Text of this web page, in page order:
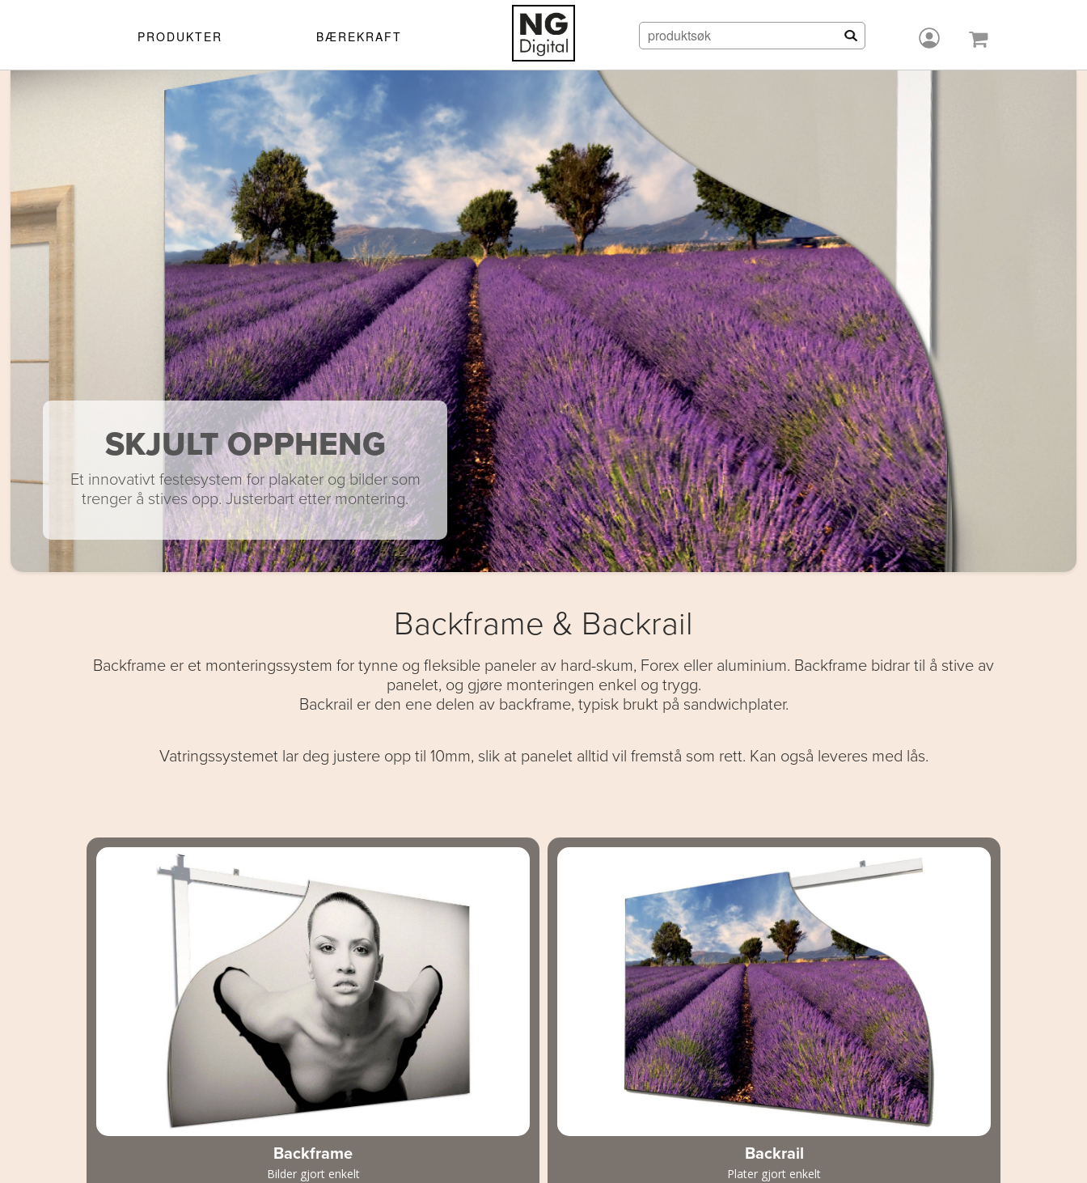
PRODUKTER BÆREKRAFT
SKJULT OPPHENG
Et innovativt festesystem for plakater og bilder som
trenger å stives opp. Justerbart etter montering.
Backframe & Backrail
Backframe er et monteringssystem for tynne og fleksible paneler av hard-skum, Forex eller aluminium. Backframe bidrar til å stive av
panelet, og gjøre monteringen enkel og trygg.
Backrail er den ene delen av backframe, typisk brukt på sandwichplater.
Vatringssystemet lar deg justere opp til 10mm, slik at panelet alltid vil fremstå som rett. Kan også leveres med lås.
Backframe
Bilder gjort enkelt
Backrail
Plater gjort enkelt